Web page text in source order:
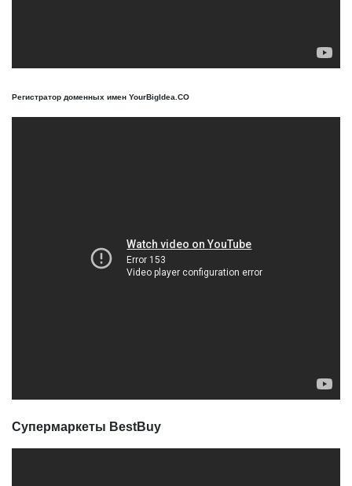
Регистратор доменных имен YourBigIdea.CO
Супермаркеты BestBuy